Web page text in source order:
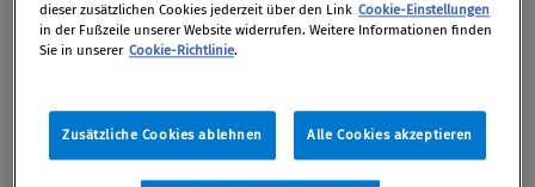
Korruption vorgehen. Das sagte gestern zum
Abschluss des Nationalen Volkskongresses in Peking
Geldwäsche
dieser zusätzlichen Cookies jederzeit über den Link Cookie-Einstellungen
in der Fußzeile unserer Website widerrufen. Weitere Informationen finden
Sie in unserer Cookie-Richtlinie.
Zusätzliche Cookies ablehnen Alle Cookies akzeptieren